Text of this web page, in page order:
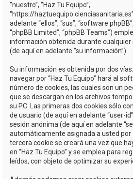
“nuestro”, “Haz Tu Equipo”,
“https://
adelante “ellos”, “sus”, “software
“phpBB Limited”, “phpBB Teams”)
información obtenida durante cualquier
(de aquí en adelante “su información”).
Su información es obtenida por dos
navegar por “Haz Tu Equipo” hará al
número de cookies, las cuales son un
que se descargan en los archivos
su PC. Las primeras dos cookies sólo
de usuario (de aquí en adelante “user-
sesión anónima (de aquí en adelante
automáticamente asignada a usted por
tercera cookie se creará una vez que
en “Haz Tu Equipo” y se emplea para
leídos, con objeto de optimizar su